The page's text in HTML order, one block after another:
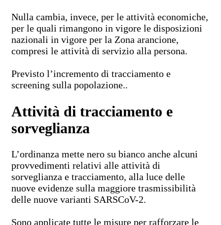
Nulla cambia, invece, per le attività economiche,
per le quali rimangono in vigore le disposizioni
nazionali in vigore per la Zona arancione,
compresi le attività di servizio alla persona.
Previsto l’incremento di tracciamento e
screening sulla popolazione..
Attività di tracciamento e
sorveglianza
L’ordinanza mette nero su bianco anche alcuni
provvedimenti relativi alle attività di
sorveglianza e tracciamento, alla luce delle
nuove evidenze sulla maggiore trasmissibilità
delle nuove varianti SARSCoV-2.
Sono applicate tutte le misure per rafforzare le